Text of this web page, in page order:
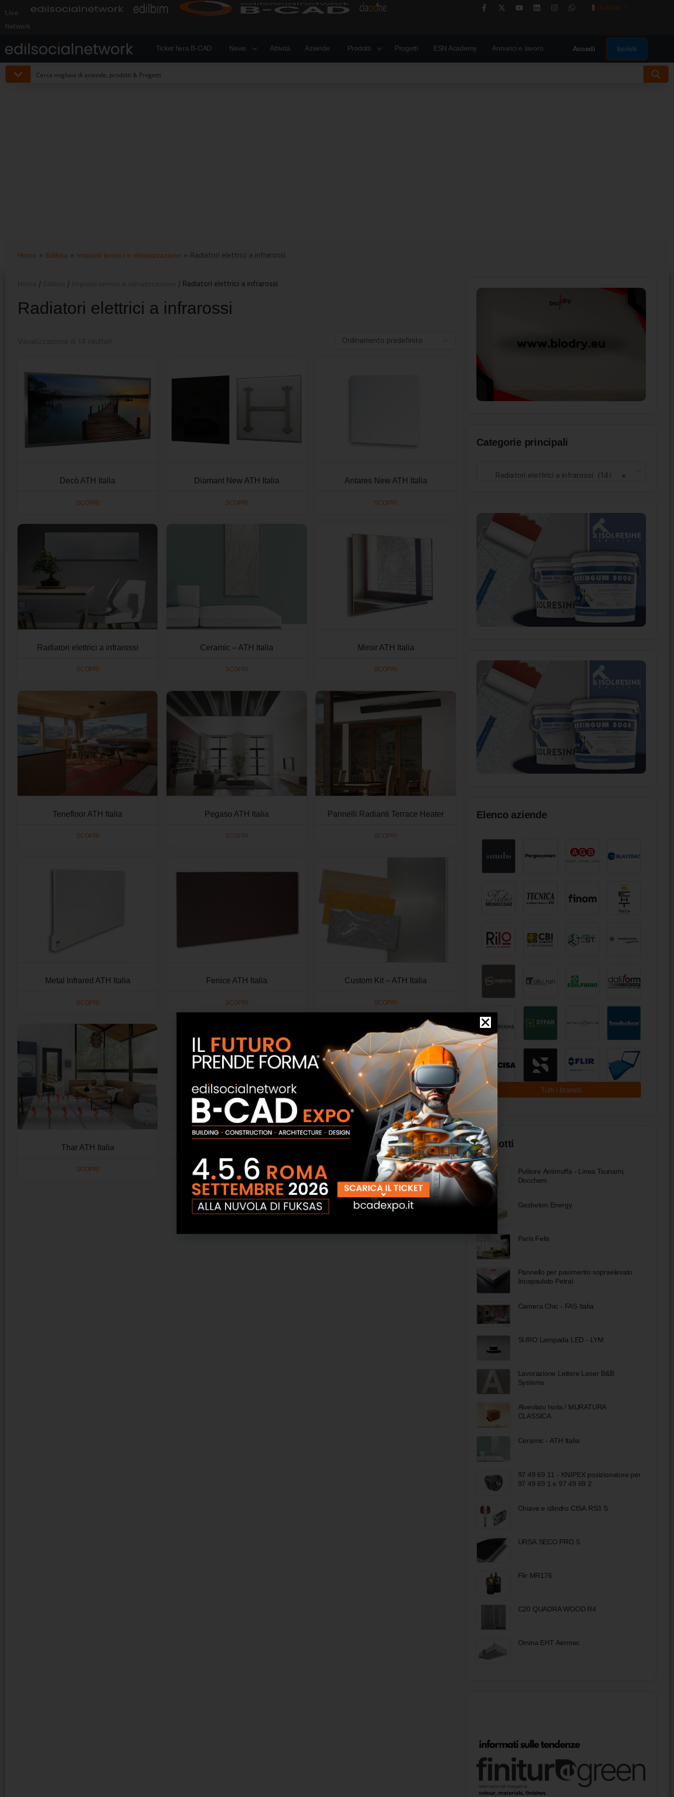
Live
Network
Italiano
Ticket fiera B-CAD News Attività Aziende Prodotti Progetti ESN Academy Annunci e lavoro Accedi Iscriviti
Home » Edilizia » Impianti termici e climatizzazione » Radiatori elettrici a infrarossi
/ / / Radiatori elettrici a infrarossi
Radiatori elettrici a infrarossi
Decò ATH Italia
SCOPRI
Diamant New ATH Italia
SCOPRI
Antares New ATH Italia
SCOPRI
Radiatori elettrici a infrarossi
SCOPRI
Ceramic – ATH Italia
SCOPRI
Miroir ATH Italia
SCOPRI
Tenefloor ATH Italia
SCOPRI
Pegaso ATH Italia
SCOPRI
Pannelli Radianti Terrace Heater
SCOPRI
Metal Infrared ATH Italia
SCOPRI
Fenice ATH Italia
SCOPRI
Custom Kit – ATH Italia
SCOPRI
Thar ATH Italia
SCOPRI SCOPRI
Categorie principali
×
Radiatori elettrici a infrarossi (14)
Elenco aziende
Tutti i brands
Prodotti
Pulitore Antimuffa - Linea Tsunami,
Docchem
Gasbeton Energy
Paris Felis
Pannello per pavimento sopraelevato
Incapsulato Petral
Camera Chic - FAS Italia
SURO Lampada LED - LYM
Lavorazione Lettere Laser B&B
Systems
Alveolato Isola / MURATURA
CLASSICA
Ceramic - ATH Italia
97 49 69 11 - KNIPEX posizionatore per
97 49 69 1 e 97 49 69 2
Chiave e cilindro CISA RS3 S
URSA SECO PRO 5
Flir MR176
C20 QUADRA WOOD R4
Omina EHT Aermec